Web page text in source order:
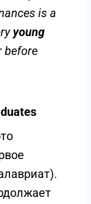
is a
young
before